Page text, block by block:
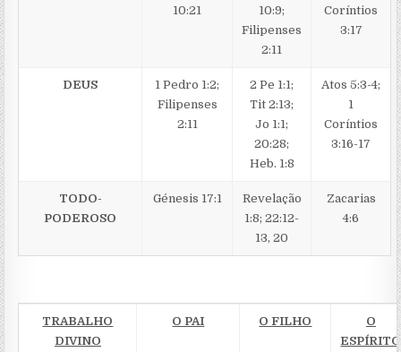
10:21
10:9;
Filipenses
2:11
Coríntios
3:17
DEUS
1 Pedro 1:2;
Filipenses
2:11
2 Pe 1:1;
Tit 2:13;
Jo 1:1;
20:28;
Heb. 1:8
Atos 5:3-4;
1
Coríntios
3:16-17
TODO-
PODEROSO
Génesis 17:1
Revelação
1:8; 22:12-
13, 20
Zacarias
4:6
TRABALHO
DIVINO
O PAI O FILHO
O
ESPÍRITO